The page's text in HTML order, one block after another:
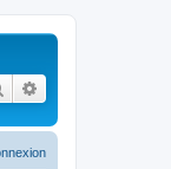
Rechercher